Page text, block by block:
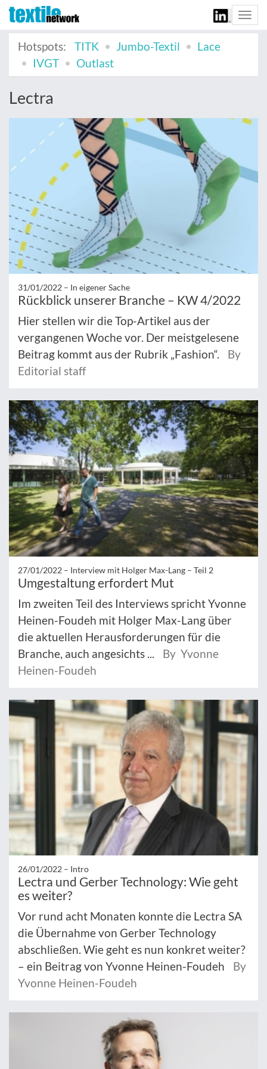
Hotspots:
TITK Jumbo-Textil
Lace
IVGT
Outlast
Lectra
31/01/2022 – In eigener Sache
Rückblick unserer Branche – KW 4/2022
Hier stellen wir die Top-Artikel aus der
vergangenen Woche vor. Der meistgelesene
Beitrag kommt aus der Rubrik „Fashion“.
By
Editorial staff
27/01/2022 – Interview mit Holger Max-Lang – Teil 2
Umgestaltung erfordert Mut
Im zweiten Teil des Interviews spricht Yvonne
Heinen-Foudeh mit Holger Max-Lang über
die aktuellen Herausforderungen für die
Branche, auch angesichts ...
By Yvonne
Heinen-Foudeh
26/01/2022 – Intro
Lectra und Gerber Technology: Wie geht
es weiter?
Vor rund acht Monaten konnte die Lectra SA
die Übernahme von Gerber Technology
abschließen. Wie geht es nun konkret weiter?
– ein Beitrag von Yvonne Heinen-Foudeh
By
Yvonne Heinen-Foudeh